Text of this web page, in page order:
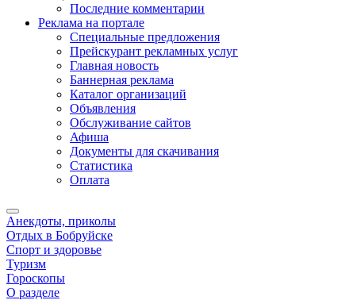
Последние комментарии
Реклама на портале
Специальные предложения
Прейскурант рекламных услуг
Главная новость
Баннерная реклама
Каталог организаций
Объявления
Обслуживание сайтов
Афиша
Документы для скачивания
Статистика
Оплата
Анекдоты, приколы
Отдых в Бобруйске
Спорт и здоровье
Туризм
Гороскопы
О разделе